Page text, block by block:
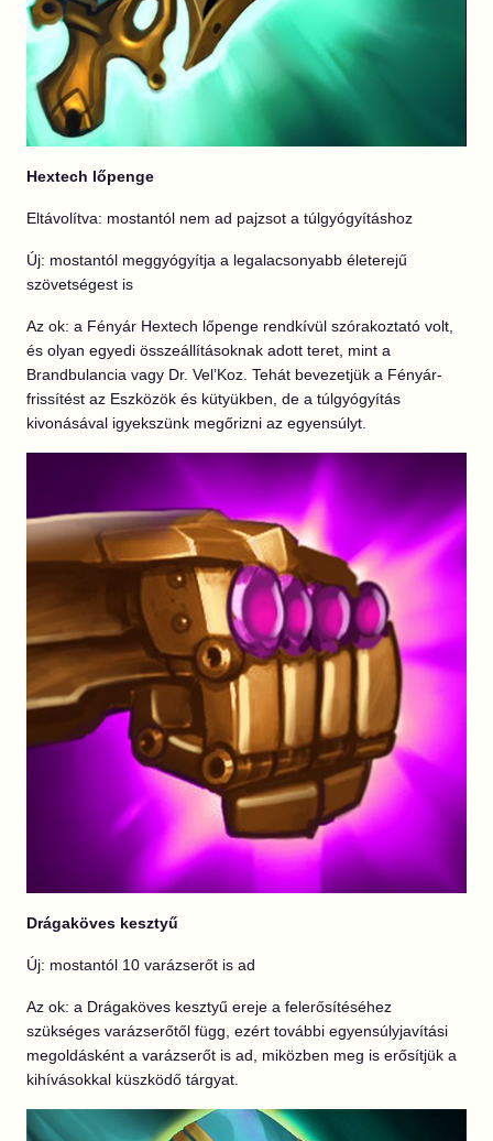
Hextech lőpenge
Eltávolítva: mostantól nem ad pajzsot a túlgyógyításhoz
Új: mostantól meggyógyítja a legalacsonyabb életerejű
szövetségest is
Az ok: a Fényár Hextech lőpenge rendkívül szórakoztató volt,
és olyan egyedi összeállításoknak adott teret, mint a
Brandbulancia vagy Dr. Vel’Koz. Tehát bevezetjük a Fényár-
frissítést az Eszközök és kütyükben, de a túlgyógyítás
kivonásával igyekszünk megőrizni az egyensúlyt.
Drágaköves kesztyű
Új: mostantól 10 varázserőt is ad
Az ok: a Drágaköves kesztyű ereje a felerősítéséhez
szükséges varázserőtől függ, ezért további egyensúlyjavítási
megoldásként a varázserőt is ad, miközben meg is erősítjük a
kihívásokkal küszködő tárgyat.